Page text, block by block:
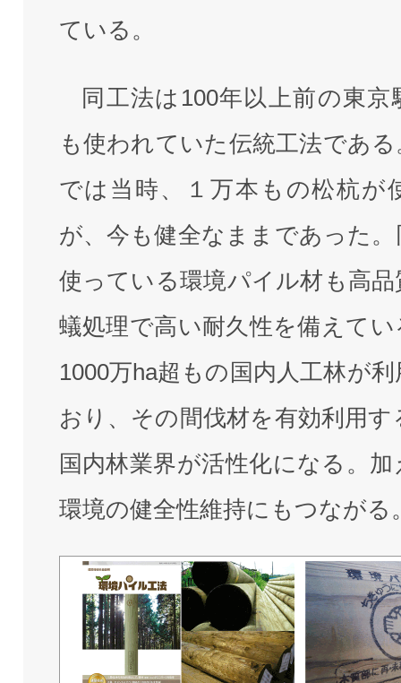
ている。
同工法は100年以上前の東京
も使われていた伝統工法であ
では当時、１万本もの松杭が
が、今も健全なままであった
使っている環境パイル材も高品
蟻処理で高い耐久性を備えてい
1000万ha超もの国内人工林が
おり、その間伐材を有効利用
国内林業界が活性化になる。
環境の健全性維持にもつながる